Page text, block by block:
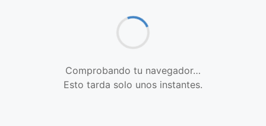
Comprobando tu navegador…
Esto tarda solo unos instantes.